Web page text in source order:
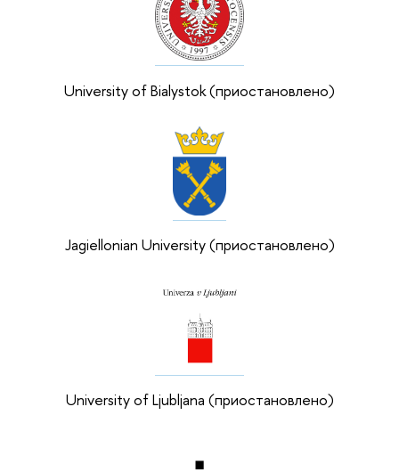
University of Bialystok (приостановлено)
Jagiellonian University (приостановлено)
University of Ljubljana (приостановлено)